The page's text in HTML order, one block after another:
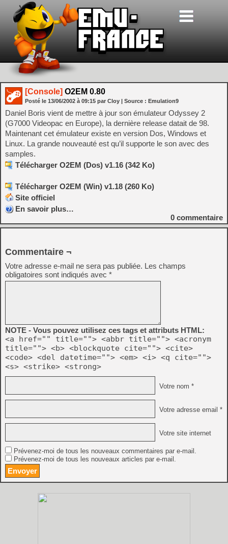
[Console] O2EM 0.80
Posté le 13/06/2002 à 09:15 par Cloy | Source : Emulation9
Daniel Boris vient de mettre à jour son émulateur Odyssey 2
(G7000 Videopac en Europe), la dernière release datait de 98.
Maintenant cet émulateur existe en version Dos, Windows et
Linux. La grande nouveauté est qu’il supporte le son avec des
samples.
Télécharger O2EM (Dos) v1.16 (342 Ko)
Télécharger O2EM (Win) v1.18 (260 Ko)
Site officiel
En savoir plus…
0 commentaire
Commentaire ¬
Votre adresse e-mail ne sera pas publiée. Les champs
obligatoires sont indiqués avec *
NOTE - Vous pouvez utilisez ces tags et attributs HTML:
<a href="" title=""> <abbr title=""> <acronym
title=""> <b> <blockquote cite=""> <cite>
<code> <del datetime=""> <em> <i> <q cite="">
<s> <strike> <strong>
Votre nom *
Votre adresse email *
Votre site internet
Prévenez-moi de tous les nouveaux commentaires par e-mail.
Prévenez-moi de tous les nouveaux articles par e-mail.